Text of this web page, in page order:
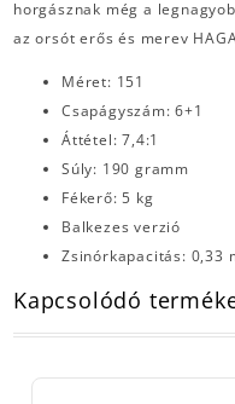
horgásznak még a
az orsót erős és merev
Méret: 151
Csapágyszám: 6+1
Áttétel: 7,4:1
Súly: 190 gramm
Fékerő: 5 kg
Balkezes verzió
Zsinórkapacitás: 0,33
Kapcsolódó